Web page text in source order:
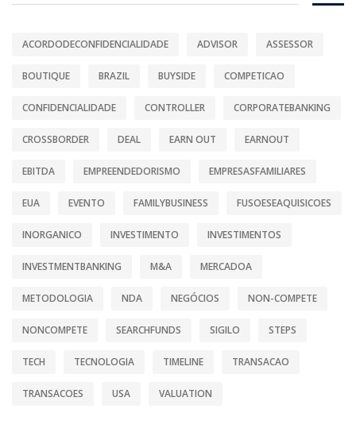
ACORDODECONFIDENCIALIDADE ADVISOR ASSESSOR
BOUTIQUE BRAZIL BUYSIDE COMPETICAO
CONFIDENCIALIDADE CONTROLLER CORPORATEBANKING
CROSSBORDER DEAL EARN OUT EARNOUT
EBITDA EMPREENDEDORISMO EMPRESASFAMILIARES
EUA EVENTO FAMILYBUSINESS FUSOESEAQUISICOES
INORGANICO INVESTIMENTO INVESTIMENTOS
INVESTMENTBANKING M&A MERCADOA
METODOLOGIA NDA NEGÓCIOS NON-COMPETE
NONCOMPETE SEARCHFUNDS SIGILO STEPS
TECH TECNOLOGIA TIMELINE TRANSACAO
TRANSACOES USA VALUATION